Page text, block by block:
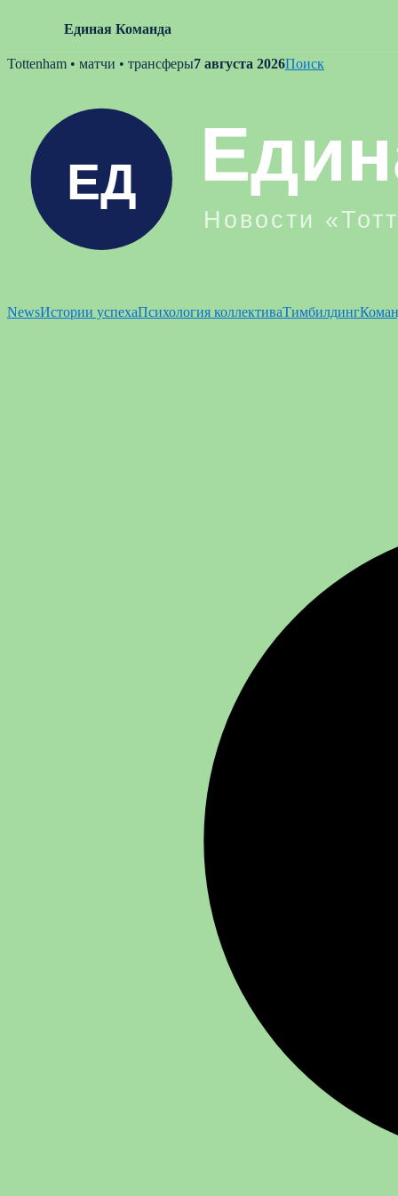
Единая Команда
Skip
Tottenham • матчи • трансферы7 августа 2026Поиск
NewsИстории успехаПсихология коллективаТимбилдинг